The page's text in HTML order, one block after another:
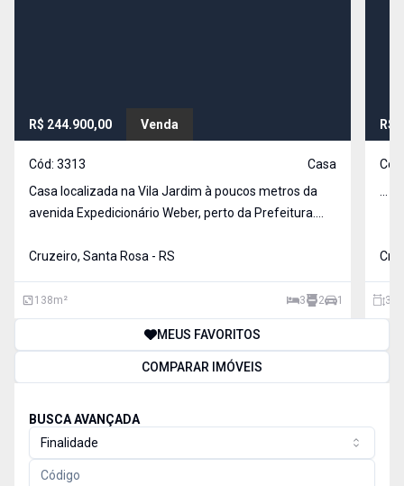
R$ 244.900,00 Venda
Cód: 3313
Casa
Casa localizada na Vila Jardim à poucos metros da
avenida Expedicionário Weber, perto da Prefeitura.
138,00 m², distribuídos em 03 dormitórios, 02
01 ga
Cruzeiro, Santa Rosa - RS
138m² 3 2 1
R$
300
MEUS FAVORITOS
COMPARAR IMÓVEIS
BUSCA AVANÇADA
Finalidade